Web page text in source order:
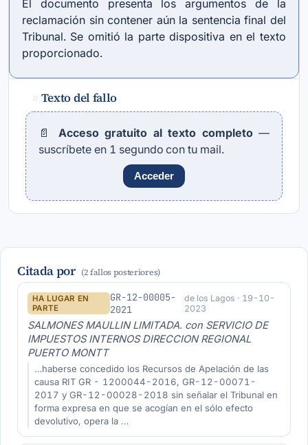
El documento presenta los argumentos de la
reclamación sin contener aún la sentencia final del
Tribunal. Se omitió la parte dispositiva en el texto
proporcionado.
# Texto del fallo
📄 Acceso gratuito al texto completo—
suscríbete en 1 segundo con tu mail.
Acceder
Citada por (2 fallos posteriores)
HA LUGAR EN
PARTE
GR-12-00005-
2021
de los Lagos · 19-10-
2023
SALMONES MAULLIN LIMITADA. con SERVICIO DE
IMPUESTOS INTERNOS DIRECCION REGIONAL
PUERTO MONTT
…haberse concedido los Recursos de Apelación de las
causa RIT GR - 1200044-2016, GR-12-00071-
2017 y GR-12-00028-2018 sin señalar el Tribunal en
forma expresa en que se acogían en el sólo efecto
devolutivo, opera la …